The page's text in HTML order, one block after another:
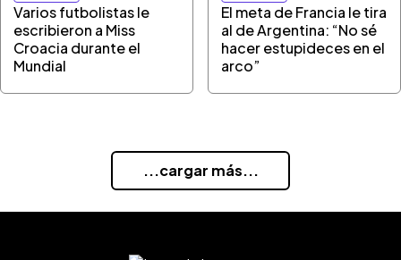
Varios futbolistas le
escribieron a Miss
Croacia durante el
Mundial
El meta de Francia le tira
al de Argentina: “No sé
hacer estupideces en el
arco”
...cargar más...